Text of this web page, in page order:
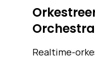
Realtime-